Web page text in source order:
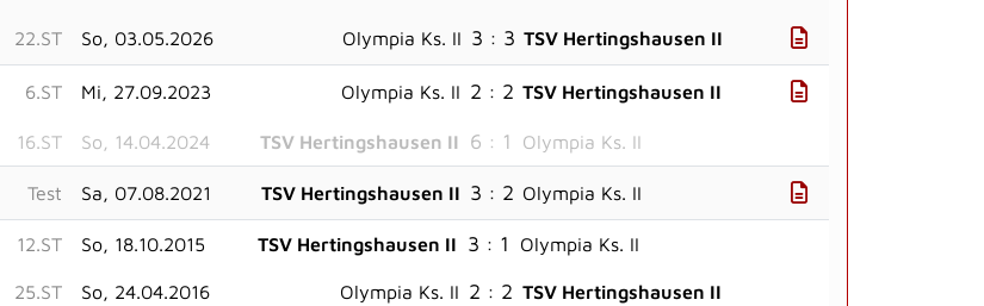
22.ST So, 03.05.2026 Olympia Ks. II 3 : 3 TSV Hertingshausen II
6.ST Mi, 27.09.2023 Olympia Ks. II 2 : 2 TSV Hertingshausen II
16.ST So, 14.04.2024 TSV Hertingshausen II 6 : 1 Olympia Ks. II
Test Sa, 07.08.2021 TSV Hertingshausen II 3 : 2 Olympia Ks. II
12.ST So, 18.10.2015 TSV Hertingshausen II 3 : 1 Olympia Ks. II
25.ST So, 24.04.2016 Olympia Ks. II 2 : 2 TSV Hertingshausen II